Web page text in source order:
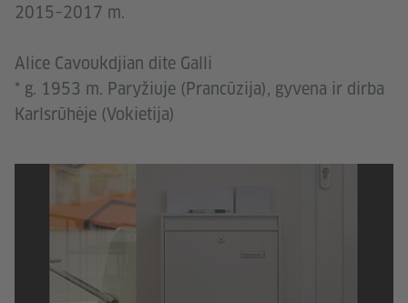
2015–2017 m.
Alice Cavoukdjian dite Galli
* g. 1953 m. Paryžiuje (Prancūzija), gyvena ir dirba
Karlsrūhėje (Vokietija)